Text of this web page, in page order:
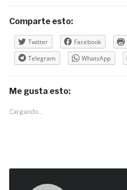
Comparte esto:
Twitter Facebook
Telegram
WhatsApp
Me gusta esto:
Cargando...